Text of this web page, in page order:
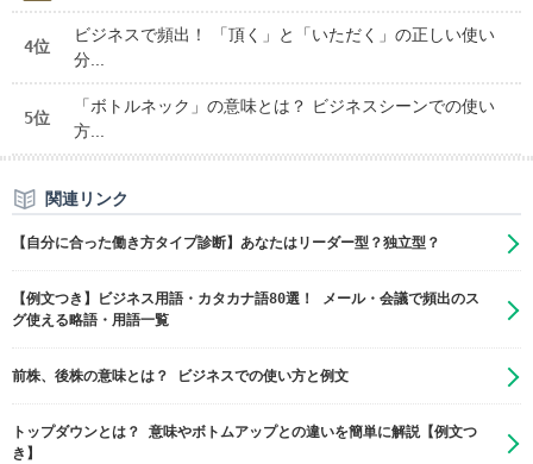
4位
ビジネスで頻出！ 「頂く」と「いただく」の正しい使い
分...
5位
「ボトルネック」の意味とは？ ビジネスシーンでの使い
方...
関連リンク
【自分に合った働き方タイプ診断】あなたはリーダー型？独立型？
【例文つき】ビジネス用語・カタカナ語80選！ メール・会議で頻出のス
グ使える略語・用語一覧
前株、後株の意味とは？ ビジネスでの使い方と例文
トップダウンとは？ 意味やボトムアップとの違いを簡単に解説【例文つ
き】